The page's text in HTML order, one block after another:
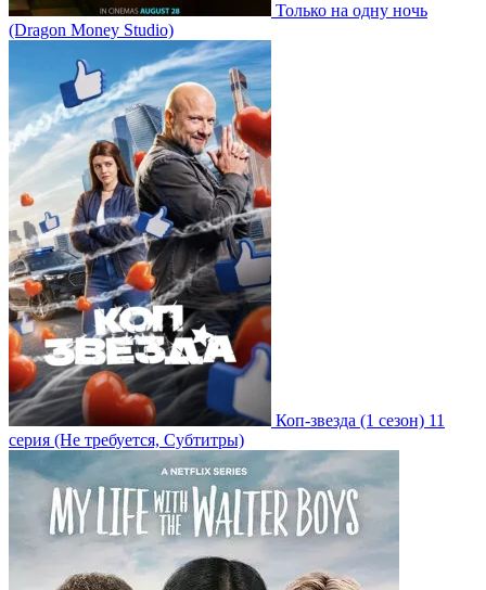
Только на одну ночь
(Dragon Money Studio)
Коп-звезда (1 сезон) 11
серия (Не требуется, Субтитры)